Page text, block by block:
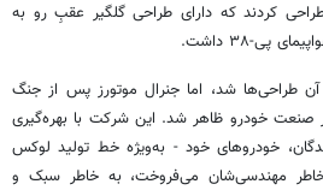
طراحی کردند که دارای طراحی گلگیر عقبِ رو به
پی-۳۸ داشت.
طراحی‌ها شد، اما جنرال موتورز پس از جنگ
صنعت خودرو ظاهر شد. این شرکت با بهره‌گیری
خودروهای خود - به‌ویژه خط تولید لوکس
مهندسی‌شان می‌فروخت، به خاطر سبک و